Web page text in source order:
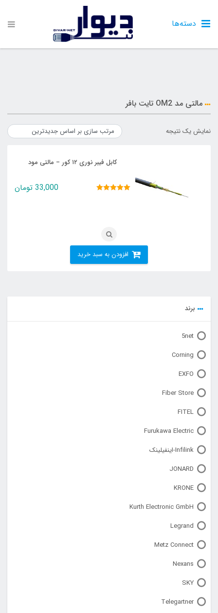
دسته‌ها
مالتی مد OM2 تایت بافر
نمایش یک نتیجه
کابل فیبر نوری ۱۲ کور – مالتی مود
33,000 تومان
افزودن به سبد خرید
برند
5net
Corning
EXFO
Fiber Store
FITEL
Furukawa Electric
Infilink-اینفیلینک
JONARD
KRONE
Kurth Electronic GmbH
Legrand
Metz Connect
Nexans
SKY
Telegartner